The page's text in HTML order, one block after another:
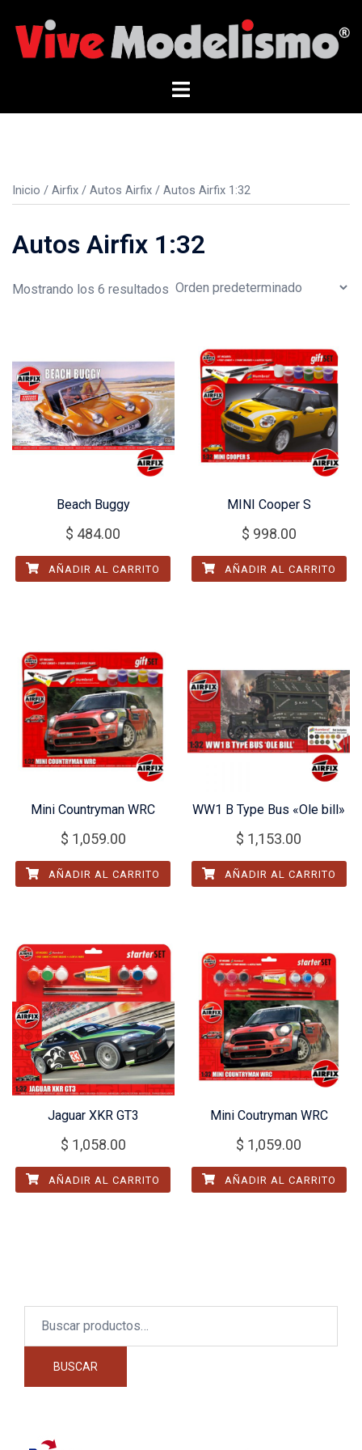
contenido
Alternar
Inicio / Airfix / Autos Airfix / Autos Airfix 1:32
Autos Airfix 1:32
Mostrando los 6 resultados
Beach Buggy
$ 484.00
AÑADIR AL CARRITO
MINI Cooper S
$ 998.00
AÑADIR AL CARRITO
Mini Countryman WRC
$ 1,059.00
AÑADIR AL CARRITO
WW1 B Type Bus «Ole bill»
$ 1,153.00
AÑADIR AL CARRITO
Jaguar XKR GT3
$ 1,058.00
AÑADIR AL CARRITO
Mini Coutryman WRC
$ 1,059.00
AÑADIR AL CARRITO
BUSCAR